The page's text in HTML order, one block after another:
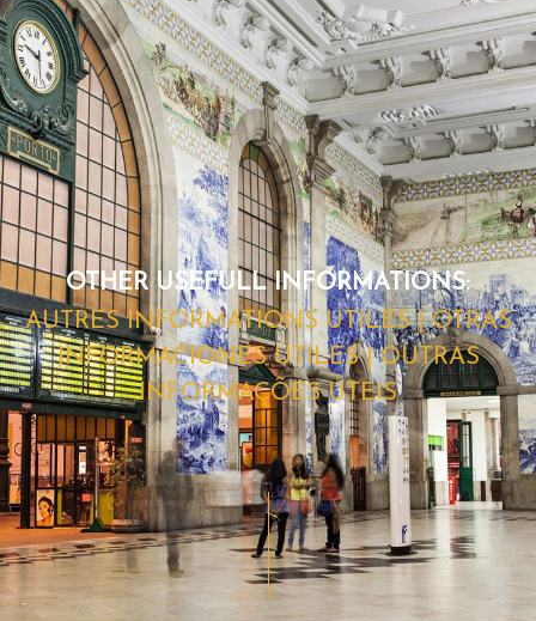
OTHER USEFULL INFORMATIONS:
AUTRES INFORMATIONS UTILES | OTRAS
INFORMACIONES ÚTILES | OUTRAS
INFORMAÇÕES ÚTEIS